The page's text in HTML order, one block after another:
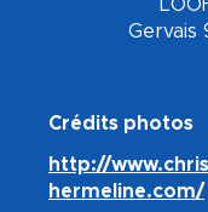
Gervais
Crédits photos
http://
hermeline.com/